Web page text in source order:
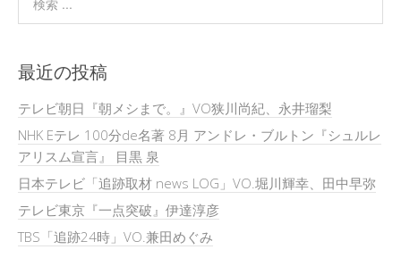
最近の投稿
テレビ朝日『朝メシまで。』VO狭川尚紀、永井瑠梨
NHK Eテレ 100分de名著 8月 アンドレ・ブルトン『シュルレ
アリスム宣言』 目黒 泉
日本テレビ「追跡取材 news LOG」VO.堀川輝幸、田中早弥
テレビ東京『一点突破』伊達淳彦
TBS「追跡24時」VO.兼田めぐみ